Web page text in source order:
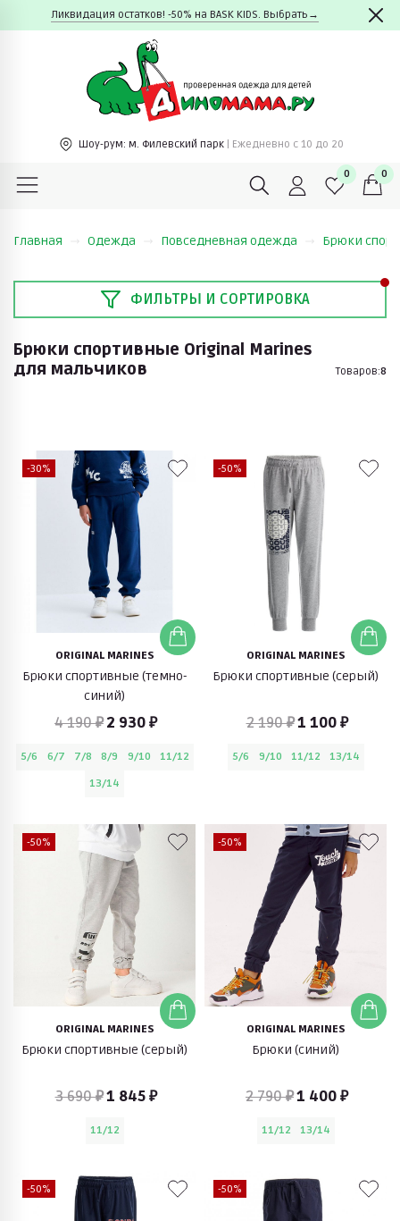
Ликвидация остатков! -50% на BASK KIDS. Выбрать→
Шоу-рум: м. Филевский парк | Ежедневно c 10 до 20
0 0
Главная Одежда Повседневная одежда Брюки
ФИЛЬТРЫ И СОРТИРОВКА
Брюки спортивные Original Marines
для мальчиков
Товаров:8
-30%
ORIGINAL MARINES
Брюки спортивные (темно-
синий)
4 190 ₽ 2 930 ₽
5/6 6/7 7/8 8/9 9/10
11/12
13/14
-50%
ORIGINAL MARINES
Брюки спортивные (серый)
2 190 ₽1 100 ₽
5/6 9/10 11/12 13/14
-50%
ORIGINAL MARINES
Брюки спортивные (серый)
3 690 ₽1 845 ₽
11/12
-50%
ORIGINAL MARINES
Брюки (синий)
2 790 ₽1 400 ₽
11/12 13/14
-50% -50%